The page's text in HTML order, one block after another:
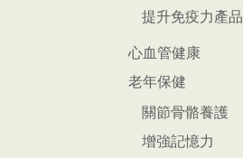
提升免疫力產品
心血管健康
老年保健
關節骨骼養護
增強記憶力